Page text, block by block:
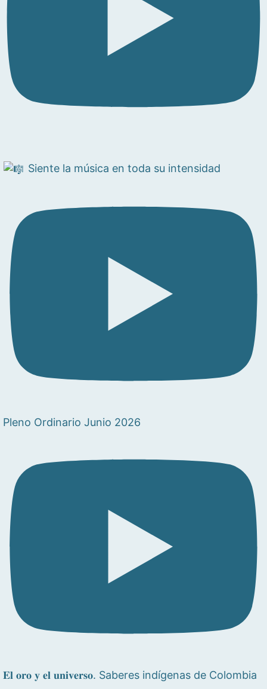
Siente la música en toda su intensidad
Pleno Ordinario Junio 2026
𝐄𝐥 𝐨𝐫𝐨 𝐲 𝐞𝐥 𝐮𝐧𝐢𝐯𝐞𝐫𝐬𝐨. Saberes indígenas de Colombia